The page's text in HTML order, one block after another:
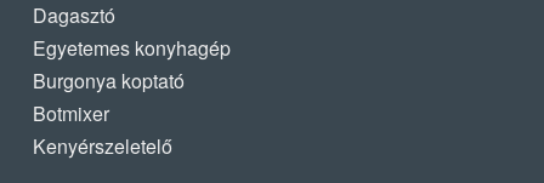
Dagasztó
Egyetemes konyhagép
Burgonya koptató
Botmixer
Kenyérszeletelő